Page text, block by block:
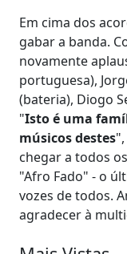
Em cima dos
gabar a banda.
novamente
portuguesa),
(bateria), Diogo
"Isto é uma
músicos destes
chegar a todos
"Afro Fado" - o
vozes de todos.
agradecer à